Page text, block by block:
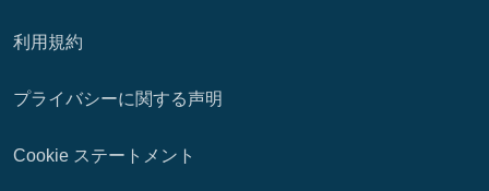
利用規約
プライバシーに関する声明
Cookie ステートメント